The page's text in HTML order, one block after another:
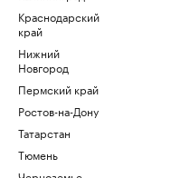
Краснодарский
край
Нижний
Новгород
Пермский край
Ростов-на-Дону
Татарстан
Тюмень